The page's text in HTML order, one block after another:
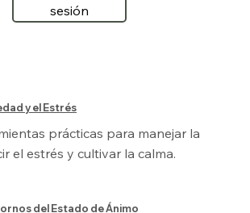
y el Estrés
prácticas para manejar la
el estrés y cultivar la calma.
del Estado de Ánimo
sesión